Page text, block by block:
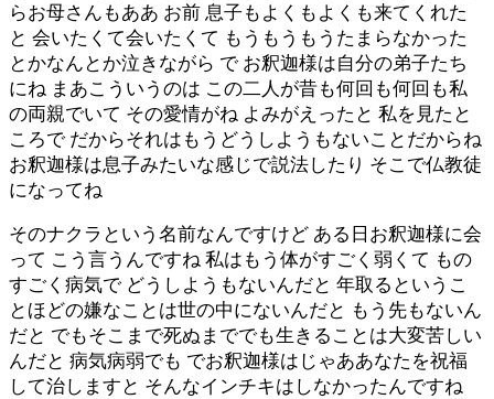
らお母さんもああ お前 息子もよくもよくも来てくれた
と 会いたくて会いたくて もうもうもうたまらなかった
とかなんとか泣きながら で お釈迦様は自分の弟子たち
にね まあこういうのは この二人が昔も何回も何回も私
の両親でいて その愛情がね よみがえったと 私を見たと
ころで だからそれはもうどうしようもないことだからね
お釈迦様は息子みたいな感じで説法したり そこで仏教徒
になってね
そのナクラという名前なんですけど ある日お釈迦様に会
って こう言うんですね 私はもう体がすごく弱くて もの
すごく病気で どうしようもないんだと 年取るというこ
とほどの嫌なことは世の中にないんだと もう先もないん
だと でもそこまで死ぬまででも生きることは大変苦しい
んだと 病気病弱でも でお釈迦様はじゃああなたを祝福
して治しますと そんなインチキはしなかったんですね